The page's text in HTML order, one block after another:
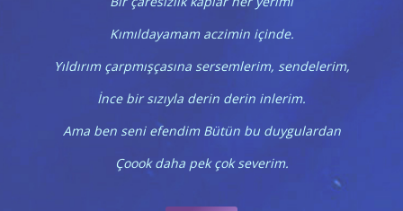
Kımıldayamam aczimin içinde.
Yıldırım çarpmışçasına sersemlerim, sendelerim,
İnce bir sızıyla derin derin inlerim.
Ama ben seni efendim Bütün bu duygulardan
Çoook daha pek çok severim.